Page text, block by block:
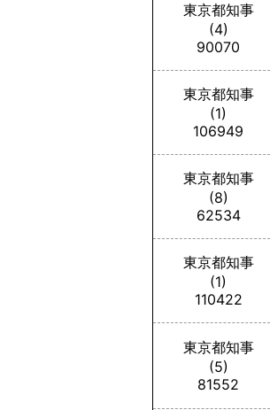
東京都知事
(4)
90070
東京都知事
(1)
106949
東京都知事
(8)
62534
東京都知事
(1)
110422
東京都知事
(5)
81552